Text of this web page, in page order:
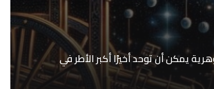
يمكن أن توحد أخيرًا أكبر الأطر في